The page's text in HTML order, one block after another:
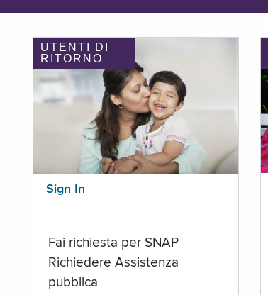
UTENTI DI
RITORNO
Sign In
Fai richiesta per SNAP
Richiedere Assistenza
pubblica